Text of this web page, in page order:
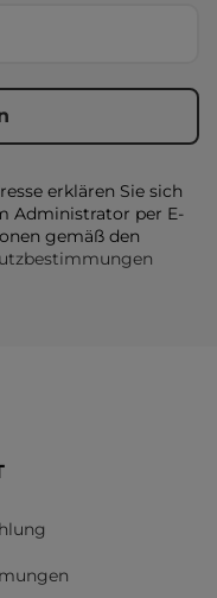
erklären Sie sich
Administrator per E-
gemäß den